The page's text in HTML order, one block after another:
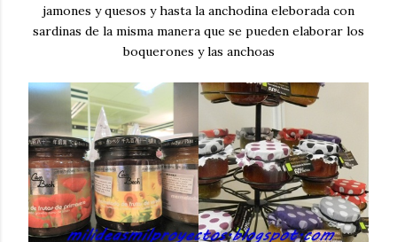
jamones y quesos y hasta la anchodina eleborada con
sardinas de la misma manera que se pueden elaborar los
boquerones y las anchoas